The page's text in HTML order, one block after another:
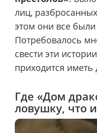
лиц,
этом они все
Потребовалось
свести эти
приходится иметь
Где «Дом
ловушку, что